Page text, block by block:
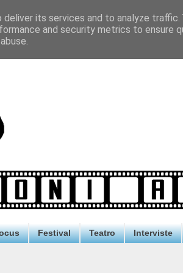
Festival Teatro Interviste
its services and to analyze traffic.
and security metrics to ensure